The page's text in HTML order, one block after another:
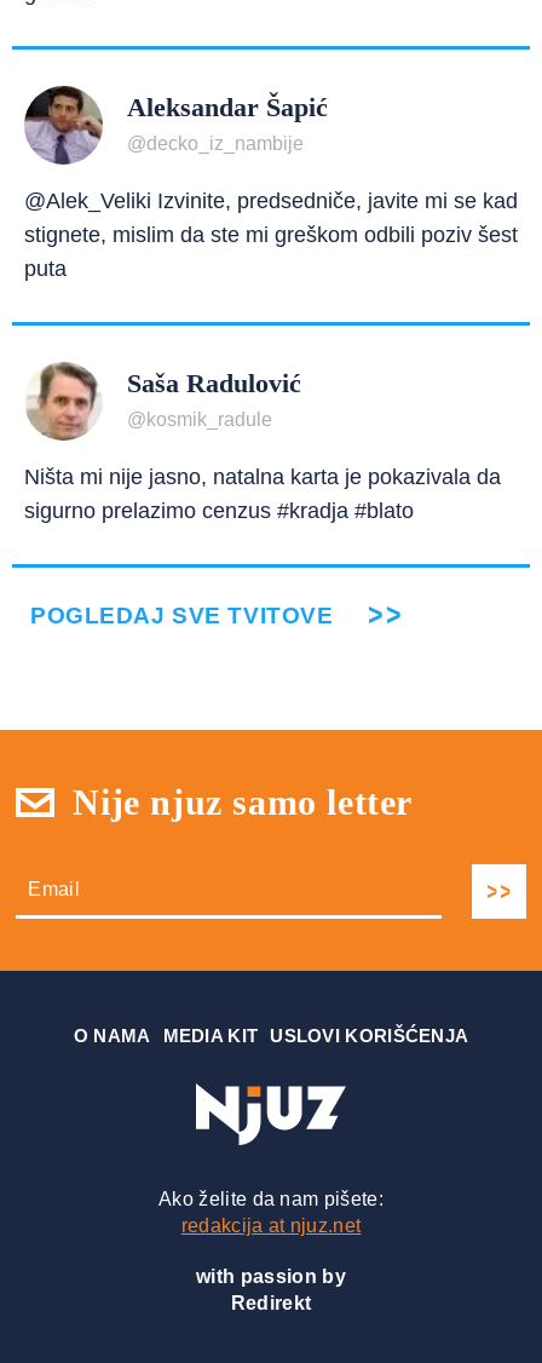
Aleksandar Šapić
@decko_iz_nambije
@Alek_Veliki Izvinite, predsedniče, javite mi se kad
stignete, mislim da ste mi greškom odbili poziv šest
puta
Saša Radulović
@kosmik_radule
Ništa mi nije jasno, natalna karta je pokazivala da
sigurno prelazimo cenzus #kradja #blato
POGLEDAJ SVE TVITOVE
Nije njuz samo letter
О NAMA MEDIA KIT USLOVI KORIŠĆENJA
Ako želite da nam pišete:
redakcija at njuz.net
with passion by
Redirekt